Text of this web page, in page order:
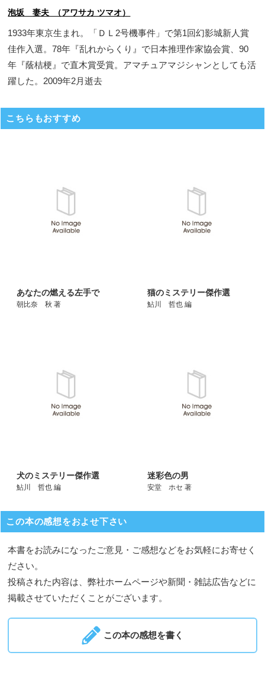
泡坂 妻夫 （アワサカ ツマオ）
1933年東京生まれ。「ＤＬ2号機事件」で第1回幻影城新人賞
佳作入選。78年『乱れからくり』で日本推理作家協会賞、90
年『蔭桔梗』で直木賞受賞。アマチュアマジシャンとしても活
躍した。2009年2月逝去
こちらもおすすめ
あなたの燃える左手で
朝比奈 秋 著
猫のミステリー傑作選
鮎川 哲也 編
犬のミステリー傑作選
鮎川 哲也 編
迷彩色の男
安堂 ホセ 著
この本の感想をおよせ下さい
本書をお読みになったご意見・ご感想などをお気軽にお寄せく
ださい。
投稿された内容は、弊社ホームページや新聞・雑誌広告などに
掲載させていただくことがございます。
この本の感想を書く